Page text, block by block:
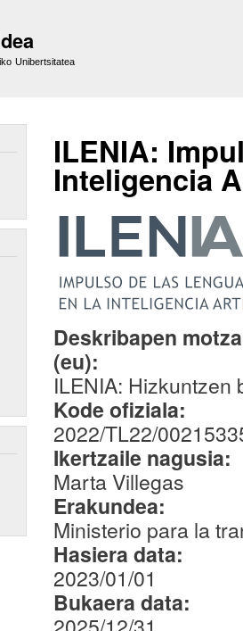
Unibertsitatea
ILENIA:
Inteligencia
Deskribapen
(eu):
ILENIA: Hizkuntzen
Kode ofiziala:
2022/TL22/
Ikertzaile nagusia:
Marta Villegas
Erakundea:
Ministerio para la
Hasiera data:
2023/01/01
Bukaera data: